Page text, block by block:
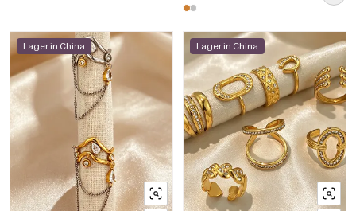
Lager in China Lager in China